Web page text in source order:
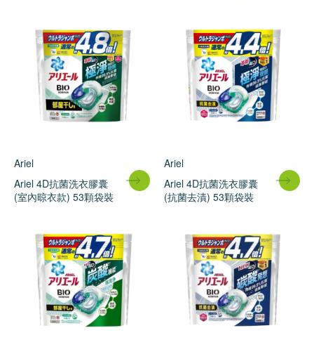
Ariel
Ariel 4D抗菌洗衣膠囊
(室內晾衣款) 53顆袋裝
Ariel
Ariel 4D抗菌洗衣膠囊
(抗菌去漬) 53顆袋裝